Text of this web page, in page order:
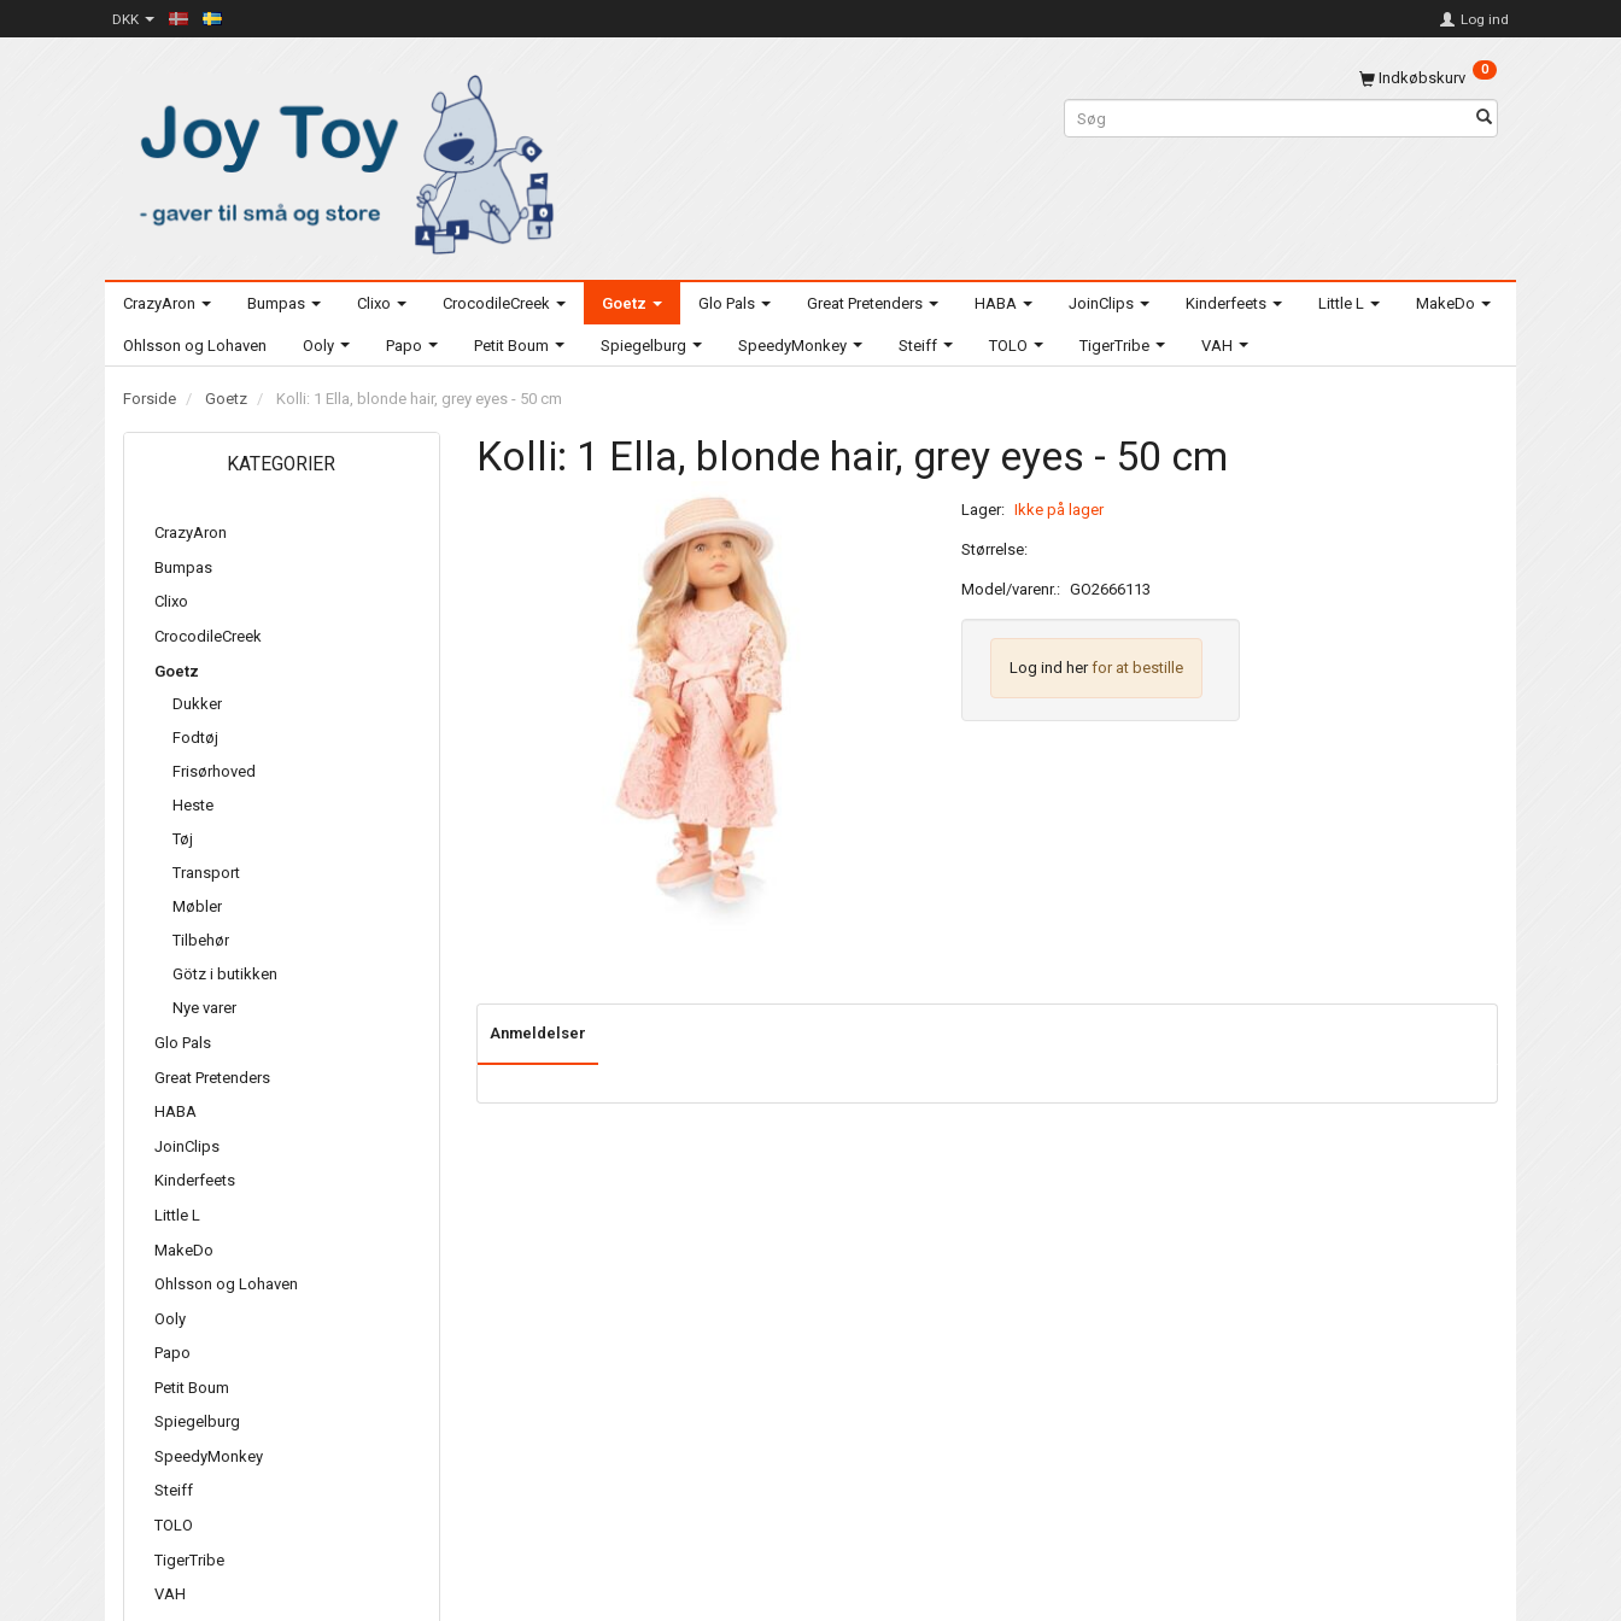
DKK Log ind
Indkøbskurv 0
CrazyAron Bumpas Clixo CrocodileCreek Goetz Glo Pals Great Pretenders HABA JoinClips Kinderfeets Little L MakeDo
Ohlsson og Lohaven Ooly Papo Petit Boum Spiegelburg SpeedyMonkey Steiff TOLO TigerTribe VAH
Forside Goetz Kolli: 1 Ella, blonde hair, grey eyes - 50 cm
KATEGORIER
CrazyAron
Bumpas
Clixo
CrocodileCreek
Goetz
Dukker
Fodtøj
Frisørhoved
Heste
Tøj
Transport
Møbler
Tilbehør
Götz i butikken
Nye varer
Glo Pals
Great Pretenders
HABA
JoinClips
Kinderfeets
Little L
MakeDo
Ohlsson og Lohaven
Ooly
Papo
Petit Boum
Spiegelburg
SpeedyMonkey
Steiff
TOLO
TigerTribe
VAH
Kolli: 1 Ella, blonde hair, grey eyes - 50 cm
Lager: Ikke på lager
Størrelse:
Model/varenr.: GO2666113
Log ind herfor at bestille
Anmeldelser